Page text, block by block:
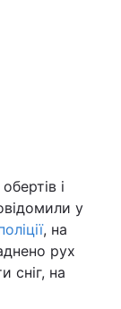
і
у
, на
рух
сніг, на